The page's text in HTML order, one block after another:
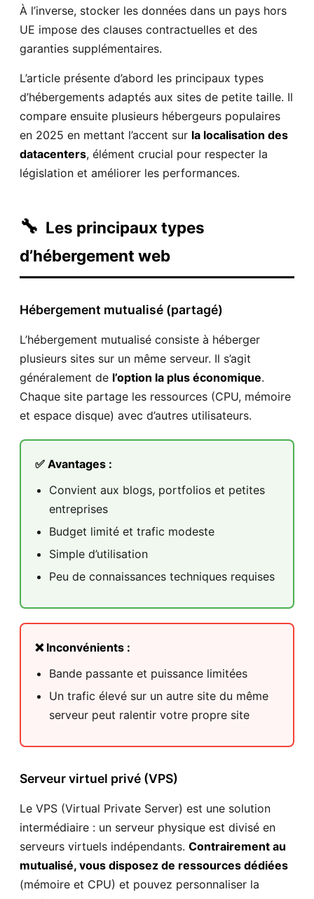
À l’inverse, stocker les données dans un pays hors
UE impose des clauses contractuelles et des
garanties supplémentaires.
L’article présente d’abord les principaux types
d’hébergements adaptés aux sites de petite taille. Il
compare ensuite plusieurs hébergeurs populaires
en 2025 en mettant l’accent sur la localisation des
datacenters, élément crucial pour respecter la
législation et améliorer les performances.
🔧 Les principaux types
d’hébergement web
Hébergement mutualisé (partagé)
L’hébergement mutualisé consiste à héberger
plusieurs sites sur un même serveur. Il s’agit
généralement de l’option la plus économique.
Chaque site partage les ressources (CPU, mémoire
et espace disque) avec d’autres utilisateurs.
✅ Avantages :
Convient aux blogs, portfolios et petites
entreprises
Budget limité et trafic modeste
Simple d’utilisation
Peu de connaissances techniques requises
❌ Inconvénients :
Bande passante et puissance limitées
Un trafic élevé sur un autre site du même
serveur peut ralentir votre propre site
Serveur virtuel privé (VPS)
Le VPS (Virtual Private Server) est une solution
intermédiaire : un serveur physique est divisé en
serveurs virtuels indépendants. Contrairement au
mutualisé, vous disposez de ressources dédiées
(mémoire et CPU) et pouvez personnaliser la